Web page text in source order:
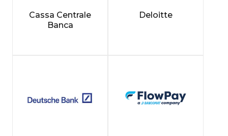
Cassa Centrale
Banca
Deloitte